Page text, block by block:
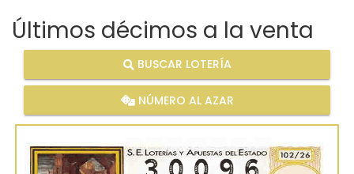
Últimos décimos a la venta
BUSCAR LOTERÍA
NÚMERO AL AZAR